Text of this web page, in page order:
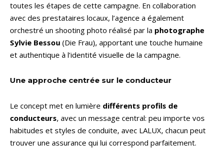
toutes les étapes de cette campagne. En collaboration
avec des prestataires locaux, l’agence a également
orchestré un shooting photo réalisé par la photographe
Sylvie Bessou (Die Frau), apportant une touche humaine
et authentique à l’identité visuelle de la campagne.
Une approche centrée sur le conducteur
Le concept met en lumière différents profils de
conducteurs, avec un message central: peu importe vos
habitudes et styles de conduite, avec LALUX, chacun peut
trouver une assurance qui lui correspond parfaitement.